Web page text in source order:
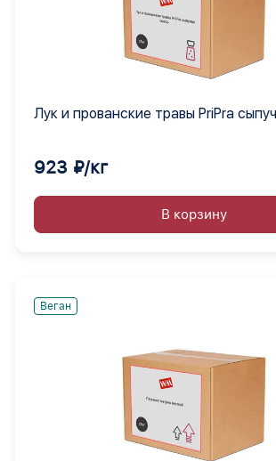
Лук и прованские травы PriPra
923 ₽/кг
В корзину
Веган